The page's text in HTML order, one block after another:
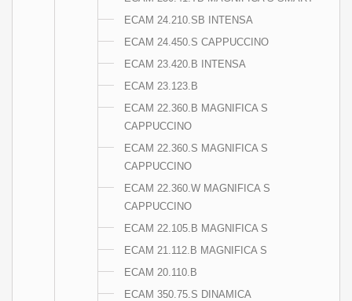
ECAM 24.210.SB INTENSA
ECAM 24.450.S CAPPUCCINO
ECAM 23.420.B INTENSA
ECAM 23.123.B
ECAM 22.360.B MAGNIFICA S
CAPPUCCINO
ECAM 22.360.S MAGNIFICA S
CAPPUCCINO
ECAM 22.360.W MAGNIFICA S
CAPPUCCINO
ECAM 22.105.B MAGNIFICA S
ECAM 21.112.B MAGNIFICA S
ECAM 20.110.B
ECAM 350.75.S DINAMICA